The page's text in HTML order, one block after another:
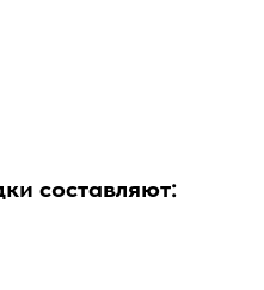
составляют: